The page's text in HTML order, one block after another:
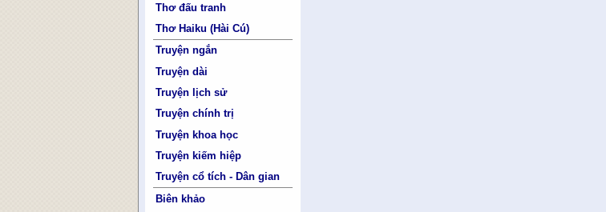
Thơ đấu tranh
Thơ Haiku (Hài Cú)
Truyện ngắn
Truyện dài
Truyện lịch sử
Truyện chính trị
Truyện khoa học
Truyện kiếm hiệp
Truyện cổ tích - Dân gian
Biên khảo